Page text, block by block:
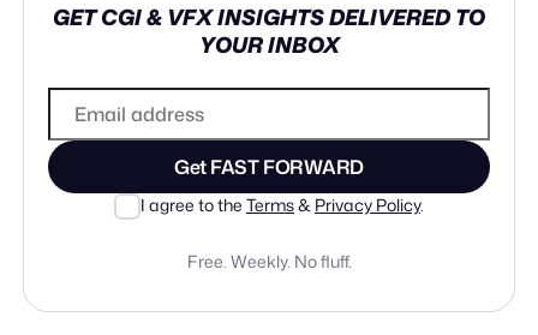
GET CGI & VFX INSIGHTS DELIVERED TO
YOUR INBOX
Get FAST FORWARD
I agree to the Terms& Privacy Policy.
Free. Weekly. No fluff.